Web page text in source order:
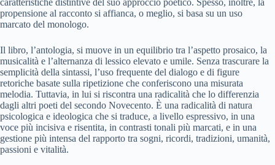
caratteristiche distintive del suo approccio poetico. Spesso, inoltre, la
propensione al racconto si affianca, o meglio, si basa su un uso
marcato del monologo.
Il libro, l’antologia, si muove in un equilibrio tra l’aspetto prosaico, la
musicalità e l’alternanza di lessico elevato e umile. Senza trascurare la
semplicità della sintassi, l’uso frequente del dialogo e di figure
retoriche basate sulla ripetizione che conferiscono una misurata
melodia. Tuttavia, in lui si riscontra una radicalità che lo differenzia
dagli altri poeti del secondo Novecento. È una radicalità di natura
psicologica e ideologica che si traduce, a livello espressivo, in una
voce più incisiva e risentita, in contrasti tonali più marcati, e in una
gestione più intensa del rapporto tra sogni, ricordi, tradizioni, umanità,
passioni e vitalità.